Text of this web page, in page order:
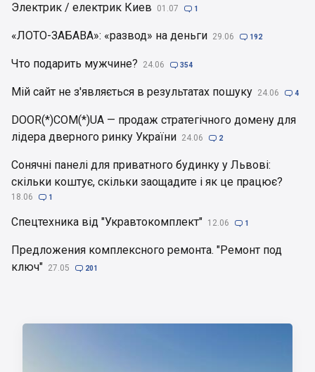
Электрик / електрик Киев 01.07  1
«ЛОТО-ЗАБАВА»: «развод» на деньги 29.06  192
Что подарить мужчине? 24.06  354
Мій сайт не з'являється в результатах пошуку 24.06  4
DOOR(*)COM(*)UA — продаж стратегічного домену для
лідера дверного ринку України 24.06  2
Сонячні панелі для приватного будинку у Львові:
скільки коштує, скільки заощадите і як це працює?
18.06  1
Спецтехника від "Укравтокомплект" 12.06  1
Предложения комплексного ремонта. "Ремонт под
ключ" 27.05  201